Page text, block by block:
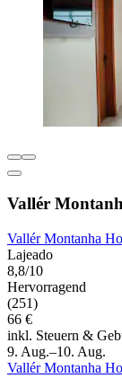
Vallér
Vallér Montanha
Lajeado
8,8/10
Hervorragend
(251)
66 €
inkl. Steuern &
9. Aug.–10. Aug.
Vallér Montanha